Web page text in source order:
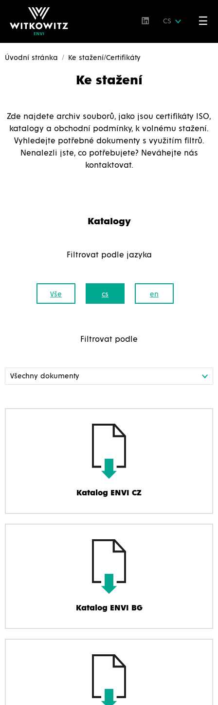
CS ☰
Úvodní stránka Ke stažení/Certifikáty
Ke stažení
Zde najdete archiv souborů, jako jsou certifikáty ISO,
katalogy a obchodní podmínky, k volnému stažení.
Vyhledejte potřebné dokumenty s využitím filtrů.
Nenalezli jste, co potřebujete? Neváhejte nás
kontaktovat.
Katalogy
Filtrovat podle jazyka
Vše cs en
Filtrovat podle
Katalog ENVI CZ
Katalog ENVI BG